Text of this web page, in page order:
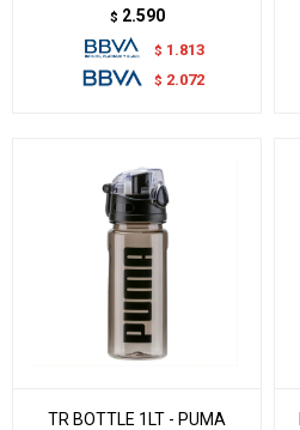
$ 2.590
$ 1.813
$ 2.072
TR BOTTLE 1LT - PUMA